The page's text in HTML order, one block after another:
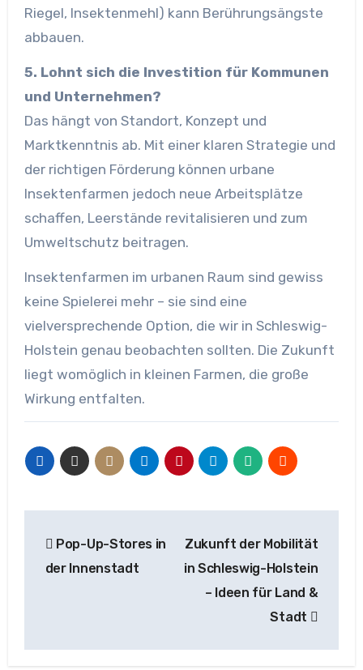
Riegel, Insektenmehl) kann Berührungsängste
abbauen.
5. Lohnt sich die Investition für Kommunen
und Unternehmen?
Das hängt von Standort, Konzept und
Marktkenntnis ab. Mit einer klaren Strategie und
der richtigen Förderung können urbane
Insektenfarmen jedoch neue Arbeitsplätze
schaffen, Leerstände revitalisieren und zum
Umweltschutz beitragen.
Insektenfarmen im urbanen Raum sind gewiss
keine Spielerei mehr – sie sind eine
vielversprechende Option, die wir in Schleswig-
Holstein genau beobachten sollten. Die Zukunft
liegt womöglich in kleinen Farmen, die große
Wirkung entfalten.
Pop-Up-Stores in
der Innenstadt
Zukunft der Mobilität
in Schleswig-Holstein
– Ideen für Land &
Stadt